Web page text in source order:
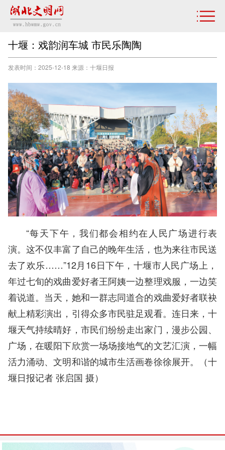
十堰：戏韵润车城 市民乐陶陶
发表时间：2025-12-18 来源：十堰日报
“每天下午，我们都会相约在人民广场进行表
演。这不仅丰富了自己的晚年生活，也为来往市民送
去了欢乐……”12月16日下午， 十堰市人民广场上，
年过七旬的戏曲爱好者王阿姨一边整理戏服，一边笑
着说道。当天，她和一群志同道合的戏曲爱好者联袂
献上精彩演出，引得众多市民驻足观看。连日来，十
堰天气持续晴好，市民们纷纷走出家门，漫步公园、
广场，在暖阳下欣赏一场场接地气的文艺汇演，一幅
活力涌动、文明和谐的城市生活画卷徐徐展开。（十
堰日报记者 张启国 摄）